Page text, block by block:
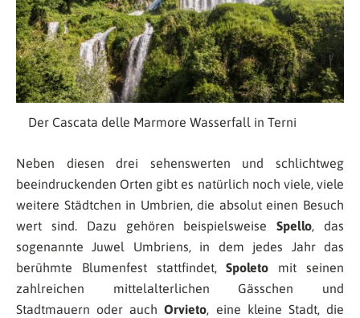
Der Cascata delle Marmore Wasserfall in Terni
Neben diesen drei sehenswerten und schlichtweg
beeindruckenden Orten gibt es natürlich noch viele, viele
weitere Städtchen in Umbrien, die absolut einen Besuch
wert sind. Dazu gehören beispielsweiseSpello, das
sogenannte Juwel Umbriens, in dem jedes Jahr das
berühmte Blumenfest stattfindet,Spoleto mit seinen
zahlreichen mittelalterlichen Gässchen und
Stadtmauern oder auchOrvieto, eine kleine Stadt, die